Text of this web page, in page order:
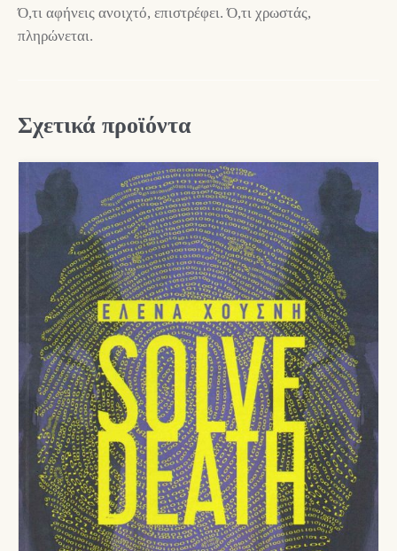
Ό,τι αφήνεις ανοιχτό, επιστρέφει. Ό,τι χρωστάς,
πληρώνεται.
Σχετικά προϊόντα